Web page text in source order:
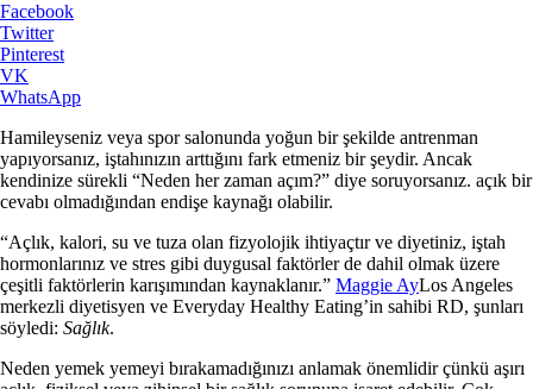
Facebook
Twitter
Pinterest
VK
WhatsApp
Hamileyseniz veya spor salonunda yoğun bir şekilde antrenman
yapıyorsanız, iştahınızın arttığını fark etmeniz bir şeydir. Ancak
kendinize sürekli “Neden her zaman açım?” diye soruyorsanız. açık bir
cevabı olmadığından endişe kaynağı olabilir.
“Açlık, kalori, su ve tuza olan fizyolojik ihtiyaçtır ve diyetiniz, iştah
hormonlarınız ve stres gibi duygusal faktörler de dahil olmak üzere
çeşitli faktörlerin karışımından kaynaklanır.” Maggie AyLos Angeles
merkezli diyetisyen ve Everyday Healthy Eating’in sahibi RD, şunları
söyledi: Sağlık.
Neden yemek yemeyi bırakamadığınızı anlamak önemlidir çünkü aşırı